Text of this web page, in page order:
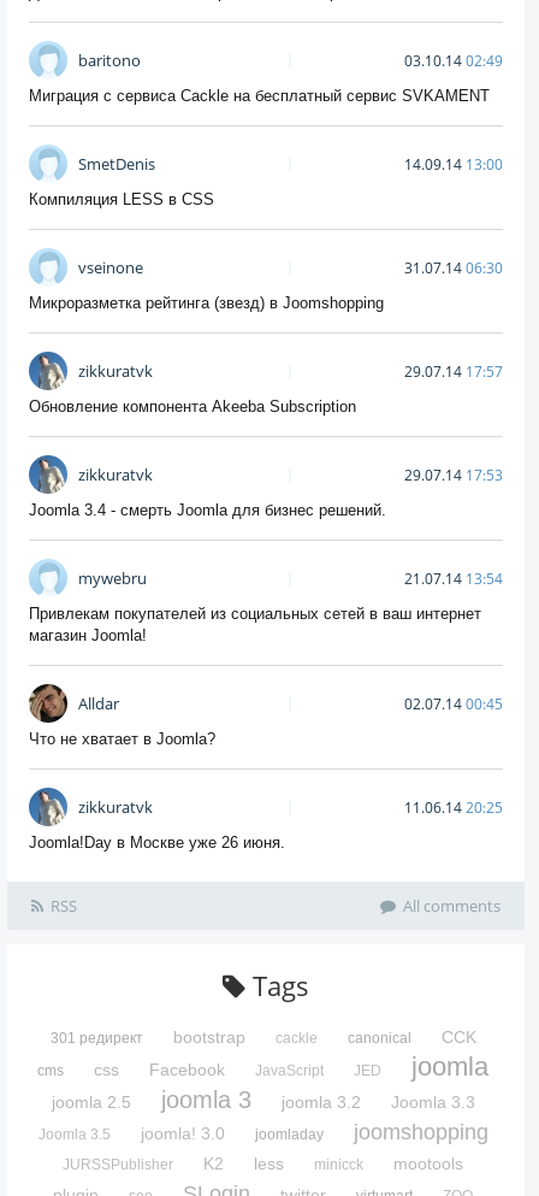
baritono 03.10.1402:49
Миграция с сервиса Cackle на бесплатный сервис SVKAMENT
SmetDenis 14.09.14 13:00
Компиляция LESS в CSS
vseinone 31.07.1406:30
Микроразметка рейтинга (звезд) в Joomshopping
zikkuratvk 29.07.14 17:57
Обновление компонента Akeeba Subscription
zikkuratvk 29.07.14 17:53
Joomla 3.4 - смерть Joomla для бизнес решений.
mywebru 21.07.14 13:54
Привлекам покупателей из социальных сетей в ваш интернет
магазин Joomla!
Alldar 02.07.1400:45
Что не хватает в Joomla?
zikkuratvk 11.06.1420:25
Joomla!Day в Москве уже 26 июня.
RSS All comments
Tags
301 редирект bootstrap cackle canonical CCK
cms css Facebook JavaScript JED joomla
joomla 2.5 joomla 3 joomla 3.2 Joomla 3.3
Joomla 3.5 joomla! 3.0 joomladay joomshopping
JURSSPublisher K2 less minicck
mootools